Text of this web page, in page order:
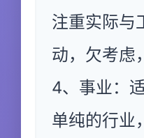
注重实际与
动，欠考虑
4、事业：
单纯的行业